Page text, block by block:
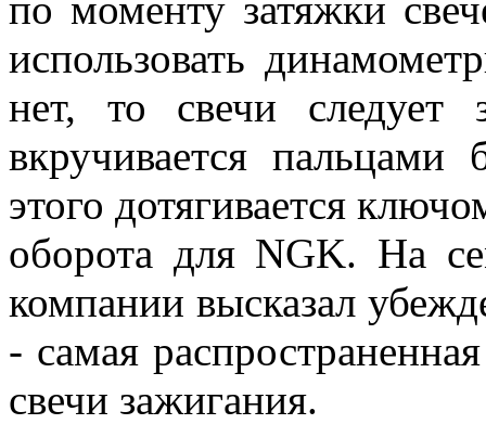
использовать
нет, то свечи следует
вкручивается
этого дотягивается
оборота для NGK. На
компании высказал
- самая
свечи зажигания.